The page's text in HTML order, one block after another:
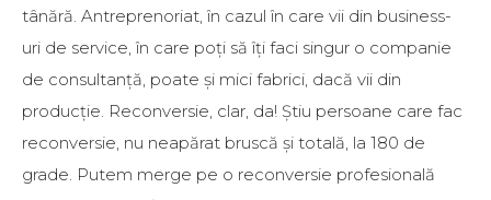
tânără. Antreprenoriat, în cazul în care vii din business-
uri de service, în care poți să îți faci singur o companie
de consultanță, poate și mici fabrici, dacă vii din
producție. Reconversie, clar, da! Știu persoane care fac
reconversie, nu neapărat bruscă și totală, la 180 de
grade. Putem merge pe o reconversie profesională